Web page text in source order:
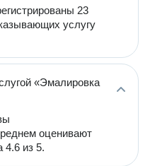
23
услугу
«Эмалировка
оценивают
4.6 из 5.